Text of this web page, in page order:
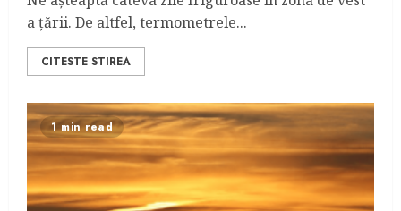
a țării. De altfel, termometrele...
CITESTE STIREA
1 min read